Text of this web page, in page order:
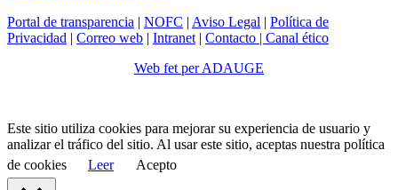
Portal de transparencia | NOFC | Aviso Legal | Política de
Privacidad | Correo web | Intranet | Contacto | Canal ético
Web fet per ADAUGE
Este sitio utiliza cookies para mejorar su experiencia de usuario y
analizar el tráfico del sitio. Al usar este sitio, aceptas nuestra política
de cookies
Leer Acepto